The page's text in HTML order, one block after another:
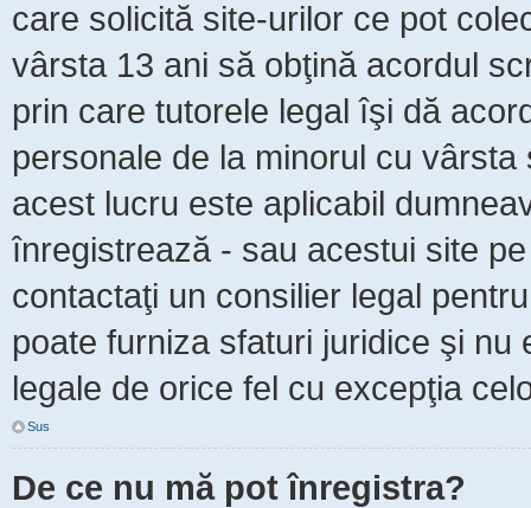
care solicită site-urilor ce pot
vârsta 13 ani să obţină acordul
prin care tutorele legal îşi dă
personale de la minorul cu
acest lucru este aplicabil
înregistrează - sau acestui site
contactaţi un consilier legal
poate furniza sfaturi juridice şi
legale de orice fel cu excepţia
Sus
De ce nu mă pot înregistra?